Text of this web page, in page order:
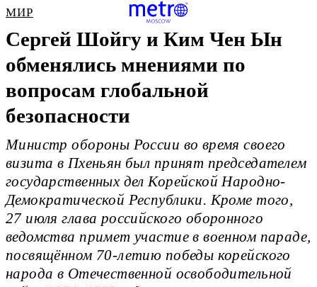
МИР
Сергей Шойгу и Ким Чен Ын
обменялись мнениями по
вопросам глобальной
безопасности
Министр обороны России во время своего
визита в Пхеньян был принят председателем
государственных дел Корейской Народно-
Демократической Республики. Кроме того,
27 июля глава российского оборонного
ведомства примет участие в военном параде,
посвящённом 70-летию победы корейского
народа в Отечественной освободительной